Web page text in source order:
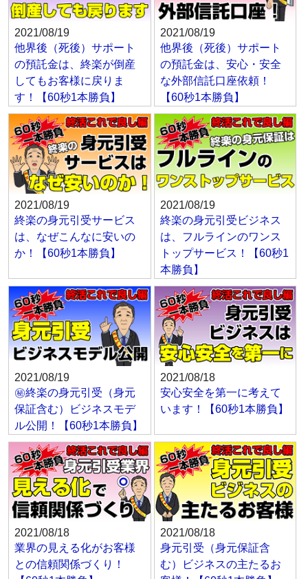
2021/08/19
他界後（死後）サポート
の預託金は、終楽が倒産
してもお客様に戻りま
す！【60秒1本勝負】
2021/08/19
他界後（死後）サポート
の預託金は、安心・安全
な外部信託口座依頼！
【60秒1本勝負】
2021/08/19
終楽の身元引受サービス
は、なぜこんなに安いの
か！【60秒1本勝負】
2021/08/19
終楽の身元引受ビジネス
は、フルラインのワンス
トップサービス！【60秒1
本勝負】
2021/08/19
㊙終楽の身元引受（身元
保証含む）ビジネスモデ
ル公開！【60秒1本勝負】
2021/08/18
安心安全を第一に考えて
います！【60秒1本勝負】
2021/08/18
業界の見える化がお客様
との信頼関係づくり！
2021/08/18
身元引受（身元保証含
む）ビジネスの主たるお